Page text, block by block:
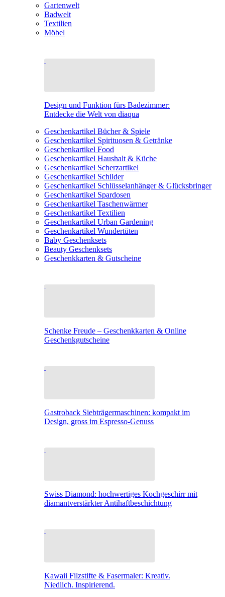
Gartenwelt
Badwelt
Textilien
Möbel
Design und Funktion fürs Badezimmer:
Entdecke die Welt von diaqua
Geschenkartikel Bücher & Spiele
Geschenkartikel Spirituosen & Getränke
Geschenkartikel Food
Geschenkartikel Haushalt & Küche
Geschenkartikel Scherzartikel
Geschenkartikel Schilder
Geschenkartikel Schlüsselanhänger & Glücksbringer
Geschenkartikel Spardosen
Geschenkartikel Taschenwärmer
Geschenkartikel Textilien
Geschenkartikel Urban Gardening
Geschenkartikel Wundertüten
Baby Geschenksets
Beauty Geschenksets
Geschenkkarten & Gutscheine
Schenke Freude – Geschenkkarten & Online
Geschenkgutscheine
Gastroback Siebträgermaschinen: kompakt im
Design, gross im Espresso-Genuss
Swiss Diamond: hochwertiges Kochgeschirr mit
diamantverstärkter Antihaftbeschichtung
Kawaii Filzstifte & Fasermaler: Kreativ.
Niedlich. Inspirierend.